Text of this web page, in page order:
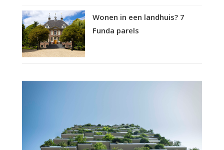
Wonen in een landhuis? 7
Funda parels